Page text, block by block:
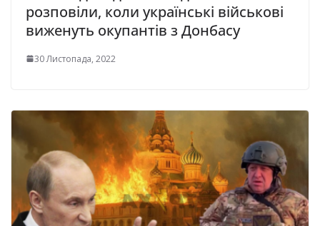
розповіли, коли українські військові
виженуть окупантів з Донбасу
30 Листопада, 2022